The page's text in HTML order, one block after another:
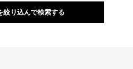
絞り込んで検索する